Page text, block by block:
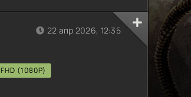
22 апр 2026, 12:35
FHD (1080P)